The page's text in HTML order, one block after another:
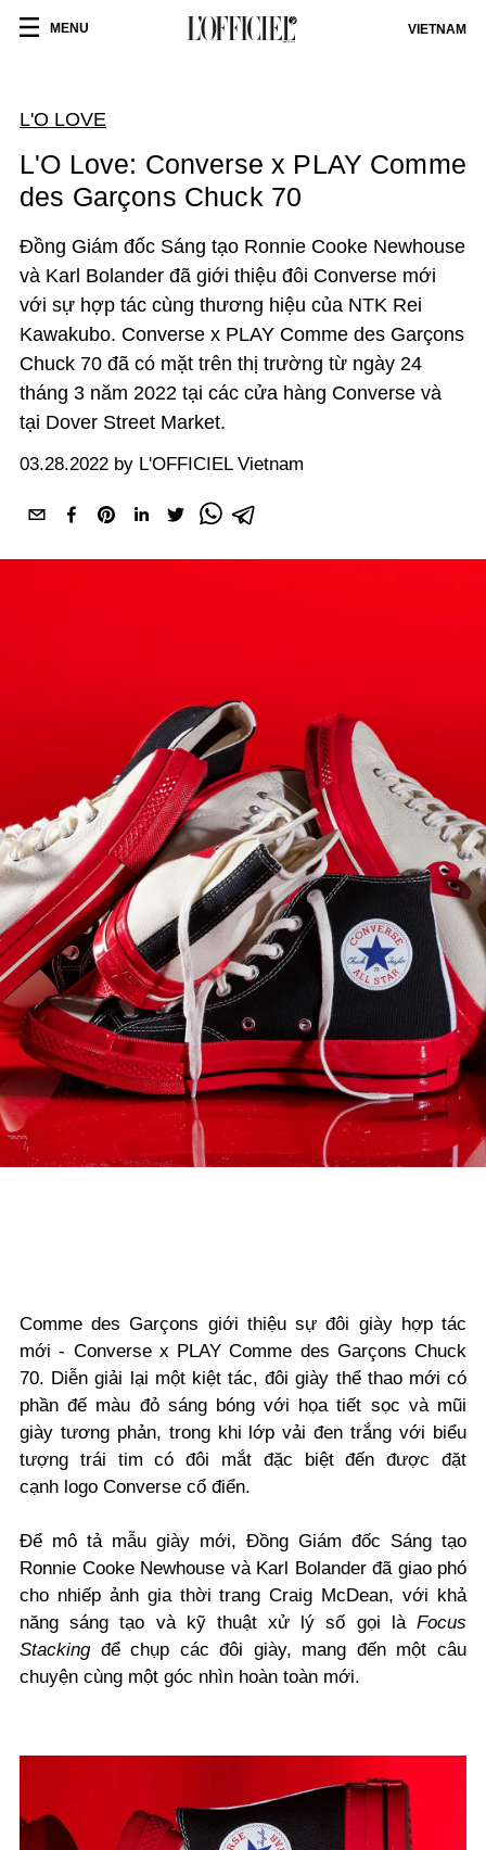
MENU VIETNAM
L'O LOVE
L'O Love: Converse x PLAY Comme
des Garçons Chuck 70
Đồng Giám đốc Sáng tạo Ronnie Cooke Newhouse
và Karl Bolander đã giới thiệu đôi Converse mới
với sự hợp tác cùng thương hiệu của NTK Rei
Kawakubo. Converse x PLAY Comme des Garçons
Chuck 70 đã có mặt trên thị trường từ ngày 24
tháng 3 năm 2022 tại các cửa hàng Converse và
tại Dover Street Market.
03.28.2022 by L'OFFICIEL Vietnam
Comme des Garçons giới thiệu sự đôi giày hợp tác
mới - Converse x PLAY Comme des Garçons Chuck
70. Diễn giải lại một kiệt tác, đôi giày thể thao mới có
phần đế màu đỏ sáng bóng với họa tiết sọc và mũi
giày tương phản, trong khi lớp vải đen trắng với biểu
tượng trái tim có đôi mắt đặc biệt đến được đặt
cạnh logo Converse cổ điển.
Để mô tả mẫu giày mới, Đồng Giám đốc Sáng tạo
Ronnie Cooke Newhouse và Karl Bolanderđã giao phó
cho nhiếp ảnh gia thời trang Craig McDean, với khả
năng sáng tạo và kỹ thuật xử lý số gọi là Focus
Stackingđể chụp các đôi giày, mang đến một câu
chuyện cùng một góc nhìn hoàn toàn mới.